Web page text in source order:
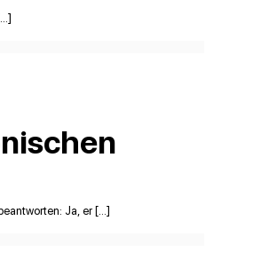
Ja, er […]